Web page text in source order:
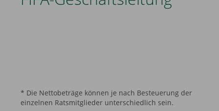
* Die Nettobeträge können je nach Besteuerung der
einzelnen Ratsmitglieder unterschiedlich sein.